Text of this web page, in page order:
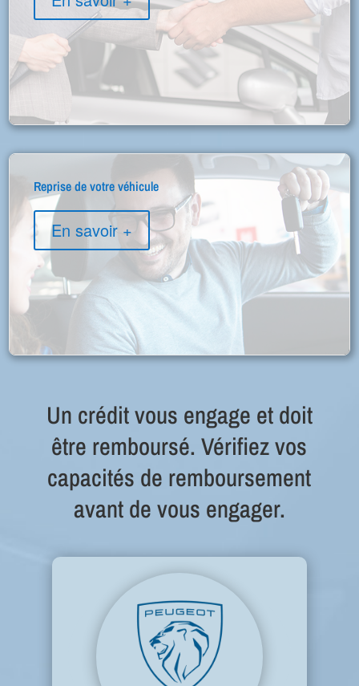
Reprise de votre véhicule
En savoir +
Un crédit vous engage et doit
être remboursé. Vérifiez vos
capacités de remboursement
avant de vous engager.